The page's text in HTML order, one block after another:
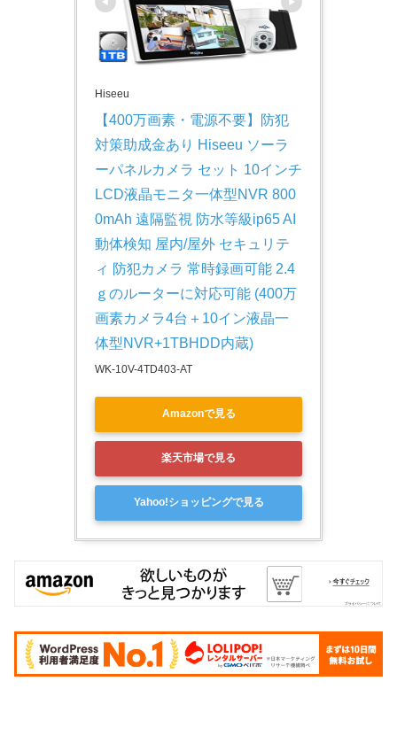
Hiseeu
【400万画素・電源不要】防犯
対策助成金あり Hiseeu ソーラ
ーパネルカメラ セット 10インチ
LCD液晶モニタ一体型NVR 800
0mAh 遠隔監視 防水等級ip65 AI
動体検知 屋内/屋外 セキュリテ
ィ 防犯カメラ 常時録画可能 2.4
ｇのルーターに対応可能 (400万
画素カメラ4台＋10イン液晶一
体型NVR+1TBHDD内蔵)
WK-10V-4TD403-AT
Amazonで見る
楽天市場で見る
Yahoo!ショッピングで見る